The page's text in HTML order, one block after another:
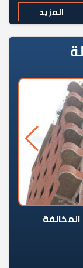
المزيد